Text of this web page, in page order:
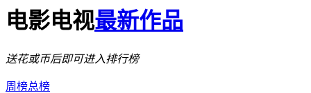
电影电视最新作品
送花或币后即可进入排行榜
周榜总榜